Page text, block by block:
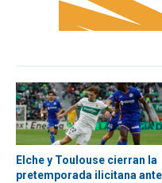
Elche y Toulouse cierran la
pretemporada ilicitana